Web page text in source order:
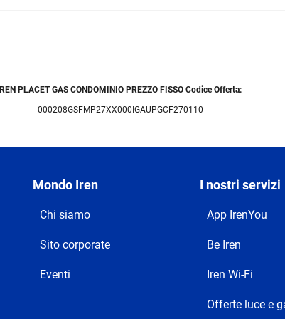
IREN PLACET GAS CONDOMINIO PREZZO FISSO Codice Offerta:
000208GSFMP27XX000IGAUPGCF270110
Mondo Iren
Chi siamo
Sito corporate
Eventi
I nostri servizi
App IrenYou
Be Iren
Iren Wi-Fi
Offerte luce e